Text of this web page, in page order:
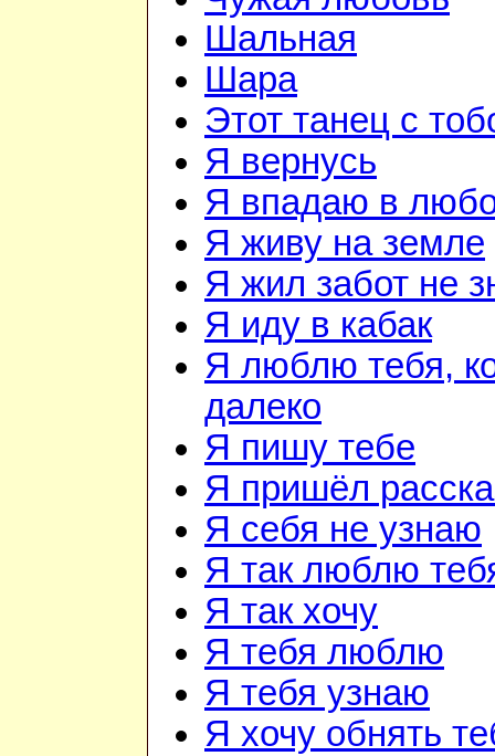
Шальная
Шара
Этот танец с
Я вернусь
Я впадаю в
Я живу на земле
Я жил забот не
Я иду в кабак
Я люблю тебя,
далеко
Я пишу тебе
Я пришёл
Я себя не узнаю
Я так люблю
Я так хочу
Я тебя люблю
Я тебя узнаю
Я хочу обнять